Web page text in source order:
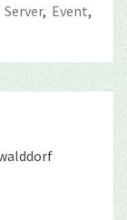
, Event,